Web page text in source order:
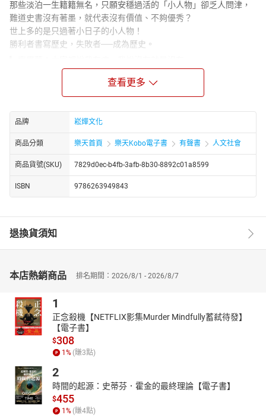
那些淡泊一生籍籍無名，只願安穩過活的「小人物」卻乏人問津，
難道史書沒有著墨，就代表沒有價值、不夠優秀？
世上多的是只過著小日子的小人物！
勝利者書寫歷史，失敗者──成為歷史。
當朝廷做了一件不公平不公正不講道理的事，要大家踴躍發表意
你會冒著掉腦袋的風險直言上諫，還是自己小命先顧好比較重要？
雍正朝與乾隆朝時都興文字獄，甚至有越發嚴苛深究的趨勢，
雍正八年的「呂留良案」就是因為學者呂留良生前撰寫的著作有不
利於清朝政權合法性的言論，
就在這樣的情況下，還有一名叫齊周華的小天真屢次冒死進言說：
呂留良的著作可以闡發聖賢精神阿、除了反清的部分要禁止，其他
部分都很優秀阿、朝廷這樣的處置很不妥阿、要改善阿……
「認痴就不是痴，不認痴，才是真痴。」
▎宋襄公：擁護理想，卻被現實打擊得體無完膚
在烽火四起的春秋亂世，你能想像一個弱小的國家還在跟強國講道
宋國原是商朝的王裔，進入周朝之後在商朝原地封宋國，統領商朝
傳到第20代的宋襄公因自詡天子貴冑、諸侯上公，便想集結諸侯來
撥亂反正，
：現在天下這麼亂，我不出來主持大局還有誰？我責無旁貸嘛！
就這樣，一腔熱血的宋襄公以「仁義」、「道德」為號召，
想在一言不合就打仗的亂世中當風紀股長管理秩序
──他的下場，你自己看看。
▎楊凝式：誰讓我升官，我就發瘋給你看
身為讀書人，誰不想要仕途順遂平步青雲？最好一人之下萬人之
查看更多
品牌 崧燁文化
商品分類 樂天首頁 樂天Kobo電子書 有聲書 人文社會
商品貨號(SKU) 7829d0ec-b4fb-3afb-8b30-8892c01a8599
ISBN 9786263949843
退換貨須知
本店熱銷商品 排名期間：2026/8/1 - 2026/8/7
1
正念殺機【NETFLIX影集Murder Mindfully蓄弒待發】
【電子書】
$308
1 % (賺3點)
2
時間的起源：史蒂芬．霍金的最終理論【電子書】
$455
1 % (賺4點)